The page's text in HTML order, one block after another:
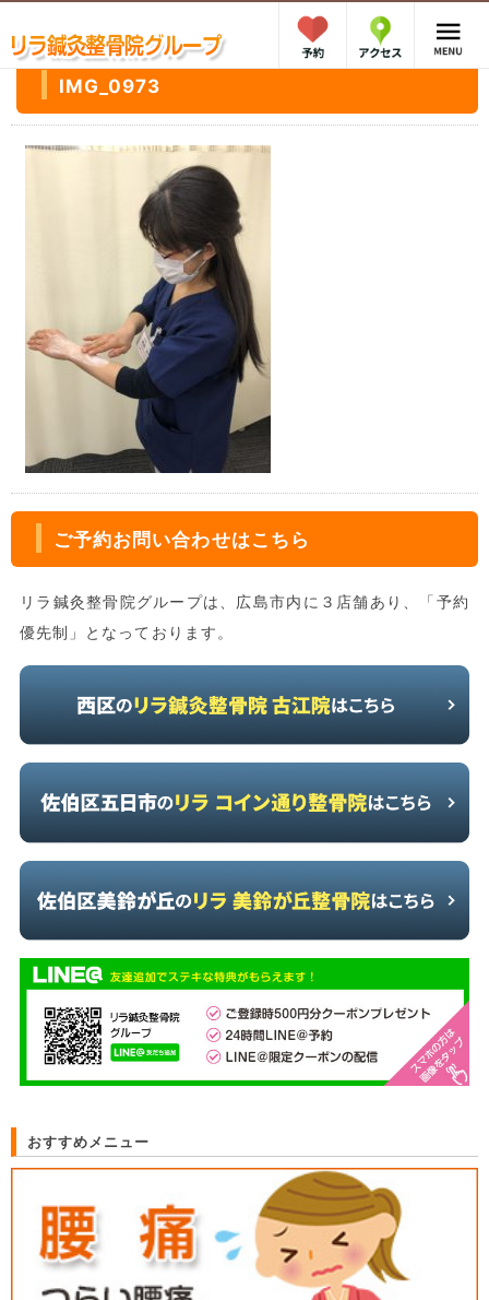
IMG_0973
ご予約お問い合わせはこちら
リラ鍼灸整骨院グループは、広島市内に３店舗あり、「予約
優先制」となっております。
おすすめメニュー